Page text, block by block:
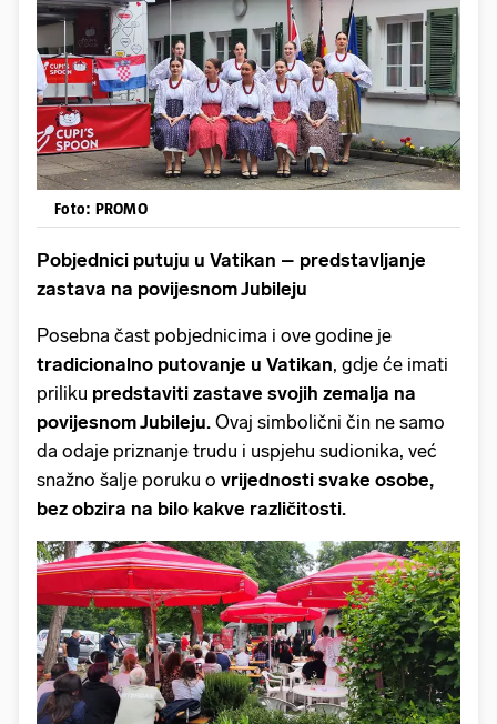
Foto: PROMO
Pobjednici putuju u Vatikan – predstavljanje
zastava na povijesnom Jubileju
Posebna čast pobjednicima i ove godine je
tradicionalno putovanje u Vatikan, gdje će imati
priliku predstaviti zastave svojih zemalja na
povijesnom Jubileju. Ovaj simbolični čin ne samo
da odaje priznanje trudu i uspjehu sudionika, već
snažno šalje poruku o vrijednosti svake osobe,
bez obzira na bilo kakve različitosti.